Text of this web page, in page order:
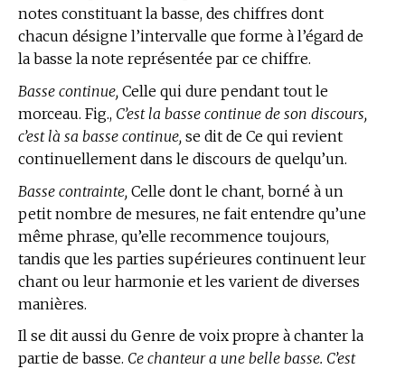
notes constituant la basse, des chiffres dont
chacun désigne l’intervalle que forme à l’égard de
la basse la note représentée par ce chiffre.
Basse continue, Celle qui dure pendant tout le
morceau. Fig., C’est la basse continue de son discours,
c’est là sa basse continue, se dit de Ce qui revient
continuellement dans le discours de quelqu’un.
Basse contrainte, Celle dont le chant, borné à un
petit nombre de mesures, ne fait entendre qu’une
même phrase, qu’elle recommence toujours,
tandis que les parties supérieures continuent leur
chant ou leur harmonie et les varient de diverses
manières.
Il se dit aussi du Genre de voix propre à chanter la
partie de basse. Ce chanteur a une belle basse. C’est